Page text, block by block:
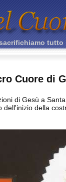
Cuore di
di Gesù a
dell'inizio della